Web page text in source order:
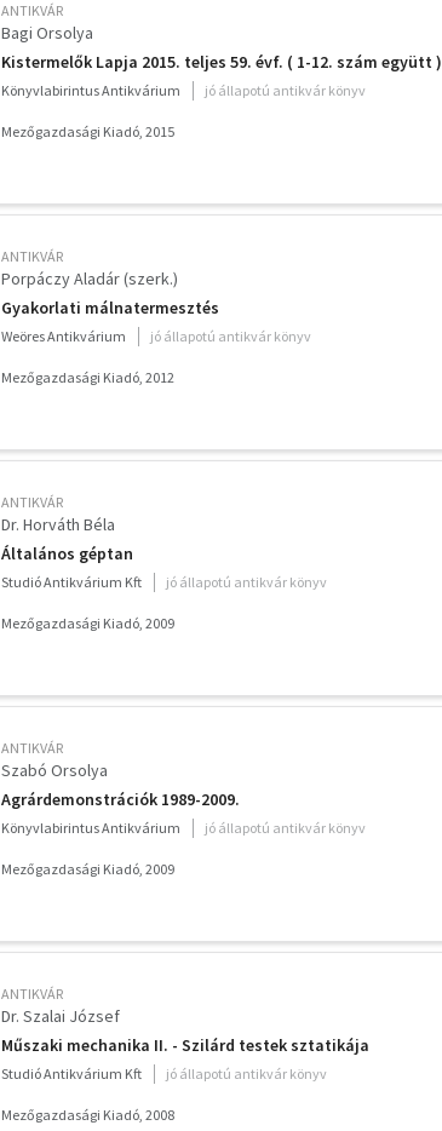
ANTIKVÁR
Bagi Orsolya
Kistermelők Lapja 2015. teljes 59. évf. ( 1-12. szám együtt )
Könyvlabirintus Antikvárium jó állapotú antikvár könyv
Mezőgazdasági Kiadó, 2015
ANTIKVÁR
Porpáczy Aladár (szerk.)
Gyakorlati málnatermesztés
Weöres Antikvárium jó állapotú antikvár könyv
Mezőgazdasági Kiadó, 2012
ANTIKVÁR
Dr. Horváth Béla
Általános géptan
Studió Antikvárium Kft jó állapotú antikvár könyv
Mezőgazdasági Kiadó, 2009
ANTIKVÁR
Szabó Orsolya
Agrárdemonstrációk 1989-2009.
Könyvlabirintus Antikvárium jó állapotú antikvár könyv
Mezőgazdasági Kiadó, 2009
ANTIKVÁR
Dr. Szalai József
Műszaki mechanika II. - Szilárd testek sztatikája
Studió Antikvárium Kft jó állapotú antikvár könyv
Mezőgazdasági Kiadó, 2008